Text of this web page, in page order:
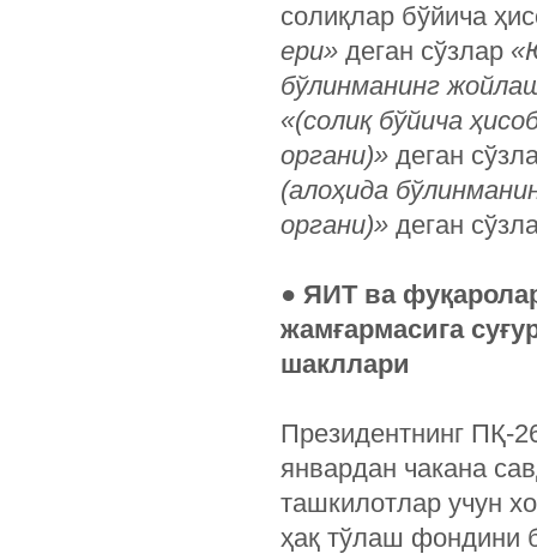
солиқлар бўйича
ери» деган сўзлар
бўлинманинг
«(солиқ бўйича
органи)» деган
(алоҳида
органи)» деган
● ЯИТ ва
жамғармасига
шакллари
Президентнинг ПҚ-
январдан чакана
ташкилотлар учун
ҳақ тўлаш фондини